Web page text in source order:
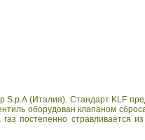
S.p.A (Италия). Стандарт KLF
оборудован клапаном
постепенно стравливается